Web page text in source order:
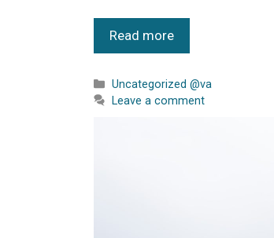
Read more
Uncategorized @va
Leave a comment